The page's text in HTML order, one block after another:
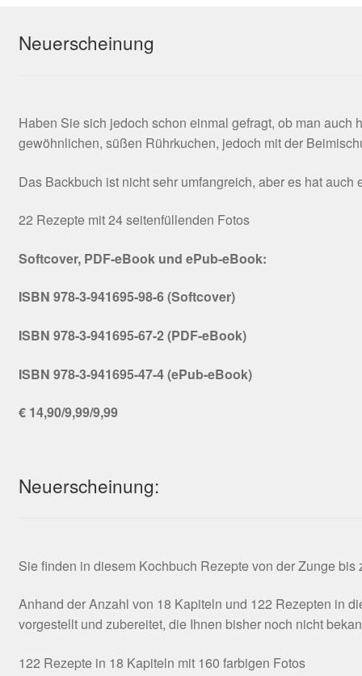
Neuerscheinung
Haben Sie sich jedoch schon einmal gefragt, ob man
gewöhnlichen, süßen Rührkuchen, jedoch mit der
Das Backbuch ist nicht sehr umfangreich, aber es hat
22 Rezepte mit 24 seitenfüllenden Fotos
Softcover, PDF-eBook und ePub-eBook:
ISBN 978-3-941695-98-6 (Softcover)
ISBN 978-3-941695-67-2 (PDF-eBook)
ISBN 978-3-941695-47-4 (ePub-eBook)
€ 14,90/9,99/9,99
Neuerscheinung:
Sie finden in diesem Kochbuch Rezepte von der Zunge
Anhand der Anzahl von 18 Kapiteln und 122 Rezepten in
vorgestellt und zubereitet, die Ihnen bisher noch nicht
122 Rezepte in 18 Kapiteln mit 160 farbigen Fotos